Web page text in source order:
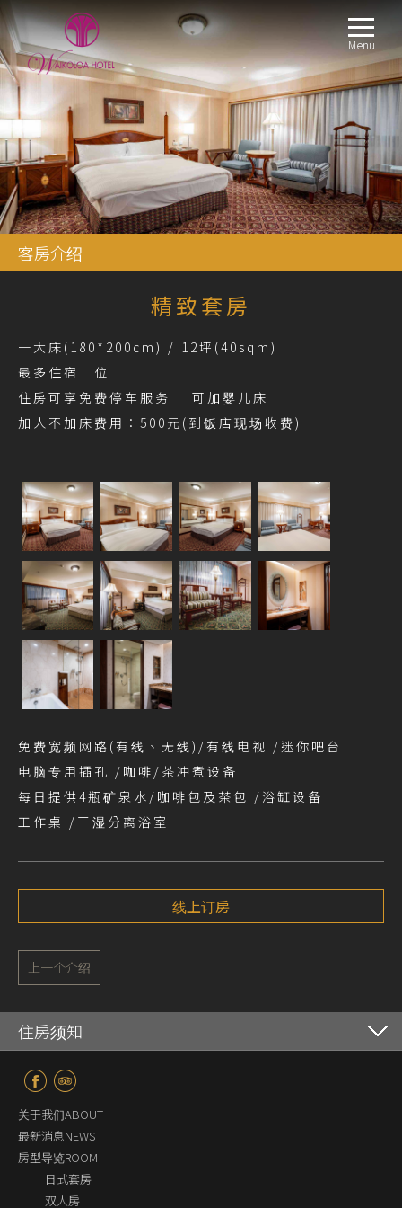
Menu
客房介绍
精致套房
一大床(180*200cm) / 12坪(40sqm)
最多住宿二位
住房可享免费停车服务 可加婴儿床
加人不加床费用：500元(到饭店现场收费)
免费宽频网路(有线、无线)/有线电视 /迷你吧台
电脑专用插孔 /咖啡/茶冲煮设备
每日提供4瓶矿泉水/咖啡包及茶包 /浴缸设备
工作桌 /干湿分离浴室
线上订房
上一个介绍
住房须知
关于我们ABOUT
最新消息NEWS
房型导览ROOM
日式套房
双人房